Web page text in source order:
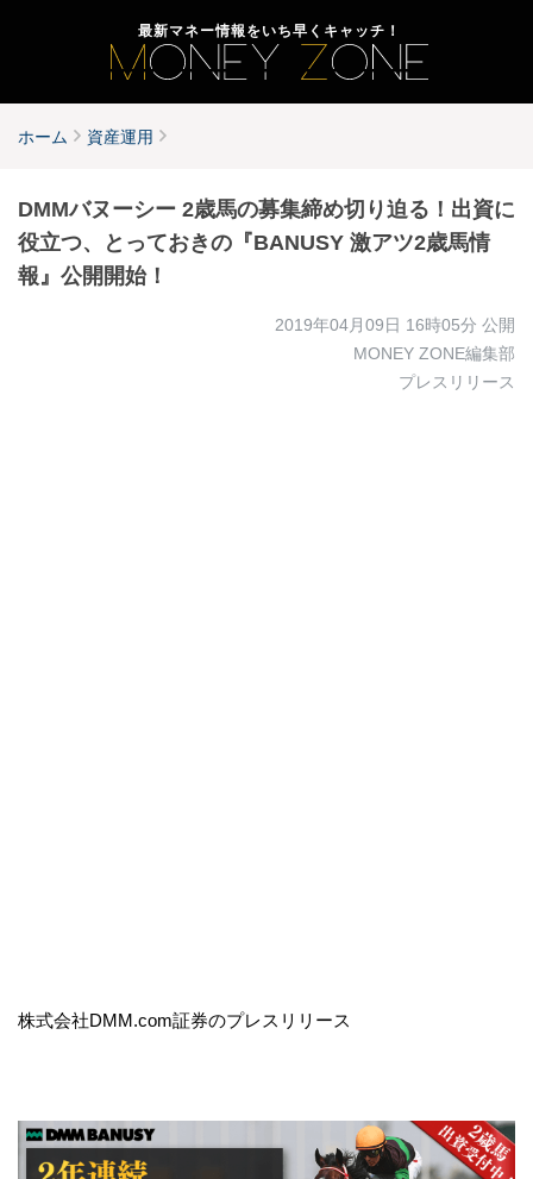
最新マネー情報をいち早くキャッチ！
ホーム 資産運用
DMMバヌーシー 2歳馬の募集締め切り迫る！出資に
役立つ、とっておきの『BANUSY 激アツ2歳馬情
報』公開開始！
2019年04月09日 16時05分 公開
MONEY ZONE編集部
プレスリリース
株式会社DMM.com証券のプレスリリース